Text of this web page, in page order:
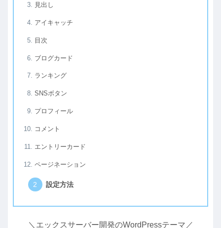
見出し
アイキャッチ
目次
ブログカード
ランキング
SNSボタン
プロフィール
コメント
エントリーカード
ページネーション
設定方法
＼エックスサーバー開発のWordPressテーマ／